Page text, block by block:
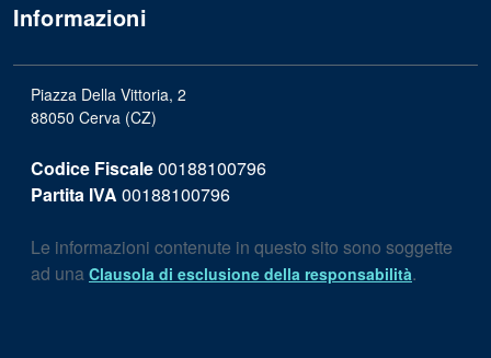
Informazioni
Piazza Della Vittoria, 2
88050 Cerva (CZ)
Codice Fiscale00188100796
Partita IVA 00188100796
Le informazioni contenute in questo sito sono soggette
ad una Clausola di esclusione della responsabilità.